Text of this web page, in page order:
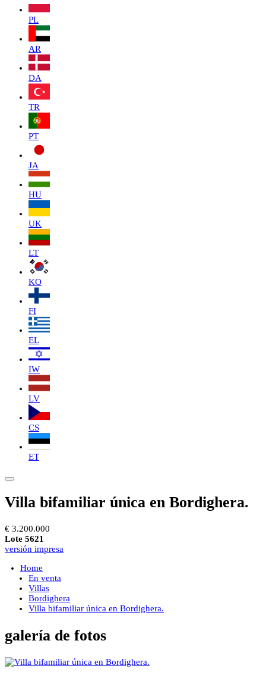
PL
AR
DA
TR
PT
JA
HU
UK
LT
KO
FI
EL
IW
LV
CS
ET
Villa bifamiliar única en Bordighera.
€ 3.200.000
Lote 5621
versión impresa
Home
En venta
Villas
Bordighera
Villa bifamiliar única en Bordighera.
galería de fotos